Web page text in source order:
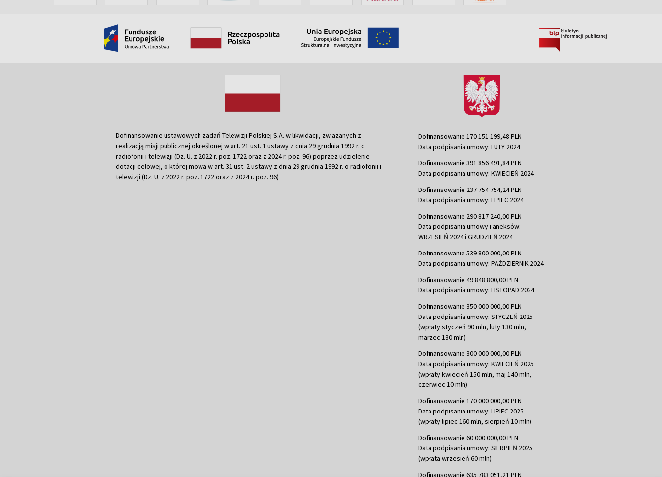
Dofinansowanie ustawowych zadań Telewizji Polskiej S.A. w likwidacji, związanych z
realizacją misji publicznej określonej w art. 21 ust. 1 ustawy z dnia 29 grudnia 1992 r. o
radiofonii i telewizji (Dz. U. z 2022 r. poz. 1722 oraz z 2024 r. poz. 96) poprzez udzielenie
dotacji celowej, o której mowa w art. 31 ust. 2 ustawy z dnia 29 grudnia 1992 r. o radiofonii i
telewizji (Dz. U. z 2022 r. poz. 1722 oraz z 2024 r. poz. 96)
Dofinansowanie 170 151 199,48 PLN
Data podpisania umowy: LUTY 2024
Dofinansowanie 391 856 491,84 PLN
Data podpisania umowy: KWIECIEŃ 2024
Dofinansowanie 237 754 754,24 PLN
Data podpisania umowy: LIPIEC 2024
Dofinansowanie 290 817 240,00 PLN
Data podpisania umowy i aneksów:
WRZESIEŃ 2024 i GRUDZIEŃ 2024
Dofinansowanie 539 800 000,00 PLN
Data podpisania umowy: PAŹDZIERNIK 2024
Dofinansowanie 49 848 800,00 PLN
Data podpisania umowy: LISTOPAD 2024
Dofinansowanie 350 000 000,00 PLN
Data podpisania umowy: STYCZEŃ 2025
(wpłaty styczeń 90 mln, luty 130 mln,
marzec 130 mln)
Dofinansowanie 300 000 000,00 PLN
Data podpisania umowy: KWIECIEŃ 2025
(wpłaty kwiecień 150 mln, maj 140 mln,
czerwiec 10 mln)
Dofinansowanie 170 000 000,00 PLN
Data podpisania umowy: LIPIEC 2025
(wpłaty lipiec 160 mln, sierpień 10 mln)
Dofinansowanie 60 000 000,00 PLN
Data podpisania umowy: SIERPIEŃ 2025
(wpłata wrzesień 60 mln)
Dofinansowanie 635 783 051,21 PLN